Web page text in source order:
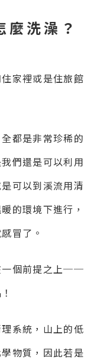
麼洗澡？
家裡或是住旅館
都是非常珍稀的
們還是可以利用
可以到溪流用清
的環境下進行，
冒了。
一個前提之上──
！
系統，山上的低
物質，因此若是